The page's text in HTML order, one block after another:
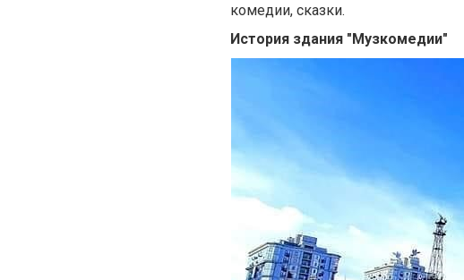
комедии, сказки.
История здания "Музкомедии"